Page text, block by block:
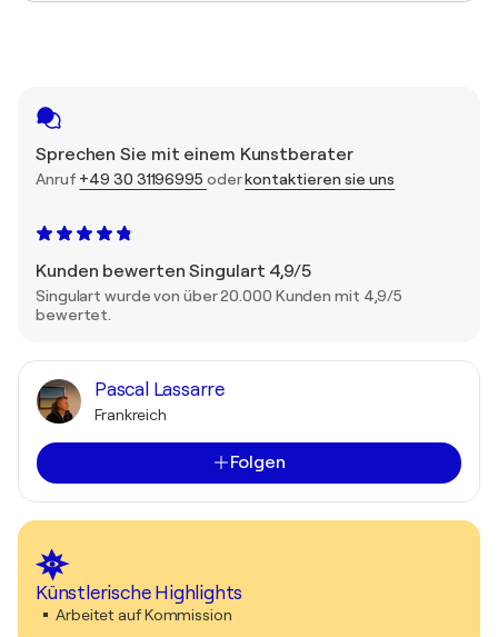
Sprechen Sie mit einem Kunstberater
Anruf +49 30 31196995 oderkontaktieren sie uns
Kunden bewerten Singulart 4,9/5
Singulart wurde von über 20.000 Kunden mit 4,9/5
bewertet.
Pascal Lassarre
Frankreich
Folgen
Künstlerische Highlights
Arbeitet auf Kommission